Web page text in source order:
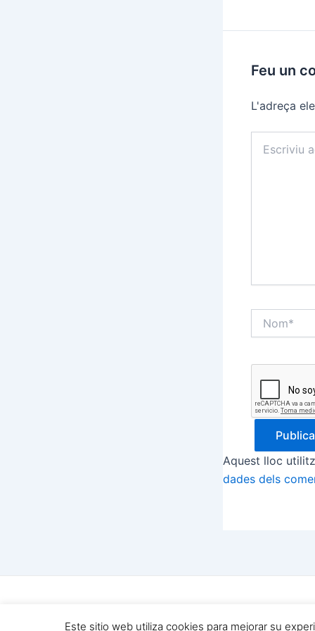
Feu un
L'adreça
aquí…
Aquest lloc
dades dels
Este sitio web utiliza cookies para mejorar su